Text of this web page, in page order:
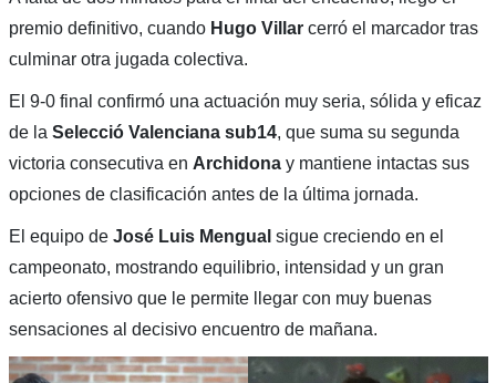
premio definitivo, cuando Hugo Villarcerró el marcador tras
culminar otra jugada colectiva.
El 9-0 final confirmó una actuación muy seria, sólida y eficaz
de la Selecció Valenciana sub14, que suma su segunda
victoria consecutiva en Archidonay mantiene intactas sus
opciones de clasificación antes de la última jornada.
El equipo de José Luis Mengual sigue creciendo en el
campeonato, mostrando equilibrio, intensidad y un gran
acierto ofensivo que le permite llegar con muy buenas
sensaciones al decisivo encuentro de mañana.